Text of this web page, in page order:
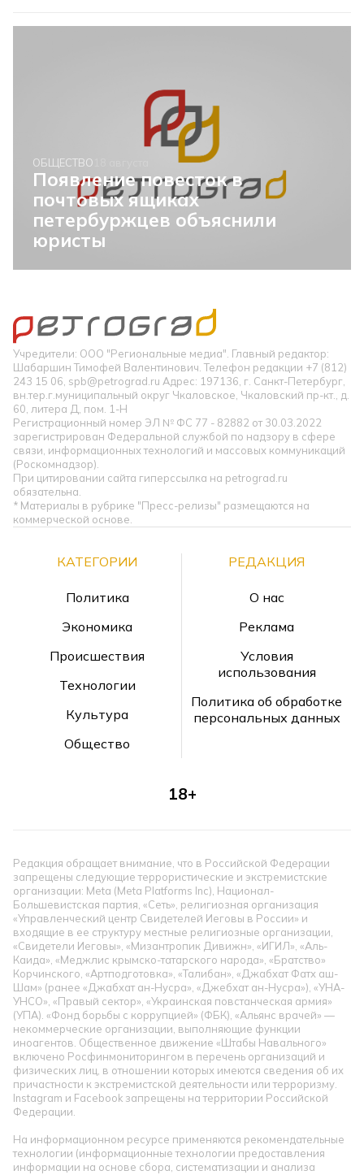
ОБЩЕСТВО
Появление повесток в
почтовых ящиках
петербуржцев объяснили
юристы
Учредители: ООО "Региональные медиа". Главный редактор:
Шабаршин Тимофей Валентинович. Телефон редакции +7 (812)
243 15 06, spb@petrograd.ru Адрес: 197136, г. Санкт-Петербург,
вн.тер.г.муниципальный округ Чкаловское, Чкаловский пр-кт., д.
60, литера Д, пом. 1-Н
Регистрационный номер ЭЛ № ФС 77 - 82882 от 30.03.2022
зарегистрирован Федеральной службой по надзору в сфере
связи, информационных технологий и массовых коммуникаций
(Роскомнадзор).
При цитировании сайта гиперссылка на petrograd.ru
обязательна.
* Материалы в рубрике "Пресс-релизы" размещаются на
коммерческой основе.
КАТЕГОРИИ
Политика
Экономика
Происшествия
Технологии
Культура
Общество
РЕДАКЦИЯ
О нас
Реклама
Условия
использования
Политика об обработке
персональных данных
18+
Редакция обращает внимание, что в Российской Федерации
запрещены следующие террористические и экстремистские
организации: Meta (Meta Platforms Inc), Национал-
Большевистская партия, «Сеть», религиозная организация
«Управленческий центр Свидетелей Иеговы в России» и
входящие в ее структуру местные религиозные организации,
«Свидетели Иеговы», «Мизантропик Дивижн», «ИГИЛ», «Аль-
Каида», «Меджлис крымско-татарского народа», «Братство»
Корчинского, «Артподготовка», «Талибан», «Джабхат Фатх аш-
Шам» (ранее «Джабхат ан-Нусра», «Джебхат ан-Нусра»), «УНА-
УНСО», «Правый сектор», «Украинская повстанческая армия»
(УПА). «Фонд борьбы с коррупцией» (ФБК), «Альянс врачей» —
некоммерческие организации, выполняющие функции
иноагентов. Общественное движение «Штабы Навального»
включено Росфинмониторингом в перечень организаций и
физических лиц, в отношении которых имеются сведения об их
причастности к экстремистской деятельности или терроризму.
Instagram и Facebook запрещены на территории Российской
Федерации.
На информационном ресурсе применяются рекомендательные
технологии (информационные технологии предоставления
информации на основе сбора, систематизации и анализа